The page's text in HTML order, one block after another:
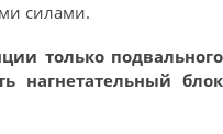
силами.
только подвального
нагнетательный блок